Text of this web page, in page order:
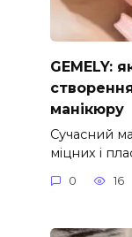
GEMELY:
манікюру
Сучасний
міцних і
0 16